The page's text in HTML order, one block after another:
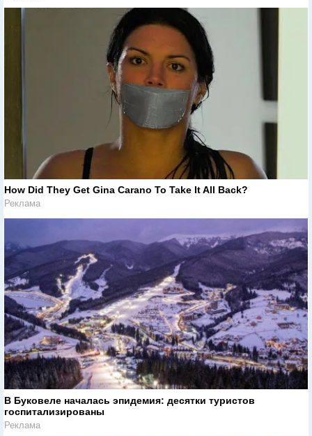
How Did They Get Gina Carano To Take It All Back?
Реклама
В Буковеле началась эпидемия: десятки туристов
госпитализированы
Реклама